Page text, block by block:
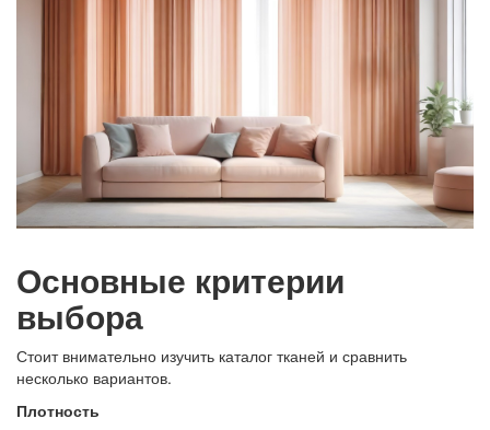
Основные критерии
выбора
Стоит внимательно изучить каталог тканей и сравнить
несколько вариантов.
Плотность